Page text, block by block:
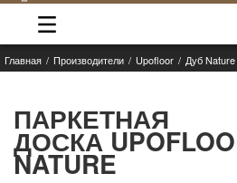
Каталог
Укладка
Примеры работ
Главная Производители Upofloor Дуб Nature
ПАРКЕТНАЯ
ДОСКА
NATURE